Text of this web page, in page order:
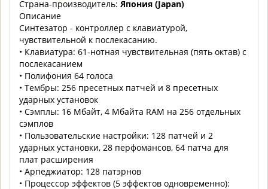
Страна-производитель: Япония (Japan)
Описание
Синтезатор - контроллер с клавиатурой,
чувствительной к послекасанию.
• Клавиатура: 61-нотная чувствительная (пять октав) с
послекасанием
• Полифония 64 голоса
• Тембры: 256 пресетных патчей и 8 пресетных
ударных установок
• Сэмплы: 16 Мбайт, 4 Мбайта RAM на 256 отдельных
сэмплов
• Пользовательские настройки: 128 патчей и 2
ударных установки, 28 перфомансов, 64 патча для
плат расширения
• Арпеджиатор: 128 патэрнов
• Процессор эффектов (5 эффектов одновременно):